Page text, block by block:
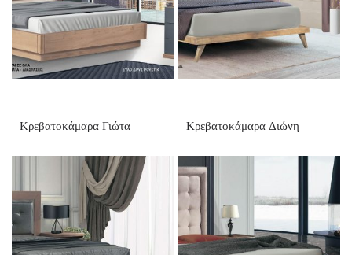
Κρεβατοκάμαρα Γιώτα Κρεβατοκάμαρα Διώνη